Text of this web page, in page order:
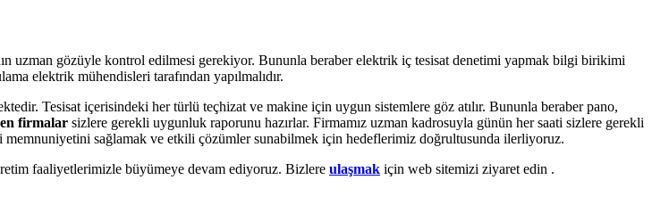
uzman gözüyle kontrol edilmesi gerekiyor. Bununla beraber elektrik iç tesisat denetimi yapmak bilgi birikimi
elektrik mühendisleri tarafından yapılmalıdır.
Tesisat içerisindeki her türlü teçhizat ve makine için uygun sistemlere göz atılır. Bununla beraber pano,
firmalar sizlere gerekli uygunluk raporunu hazırlar. Firmamız uzman kadrosuyla günün her saati sizlere gerekli
sağlamak ve etkili çözümler sunabilmek için hedeflerimiz doğrultusunda ilerliyoruz.
faaliyetlerimizle büyümeye devam ediyoruz. Bizlere ulaşmak için web sitemizi ziyaret edin .